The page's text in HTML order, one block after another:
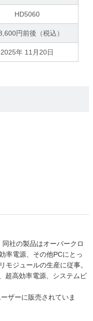
HD5060
円前後（税込）
2025年 11月20日
社の製品はオーバークロ
率電源、その他PCにとっ
ジュールの生産に従事。
超高効率電源、システムビ
ザーに販売されていま